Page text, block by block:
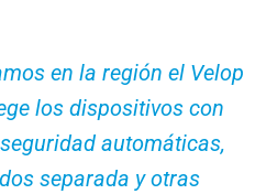
en la región el Velop
los dispositivos con
automáticas,
separada y otras